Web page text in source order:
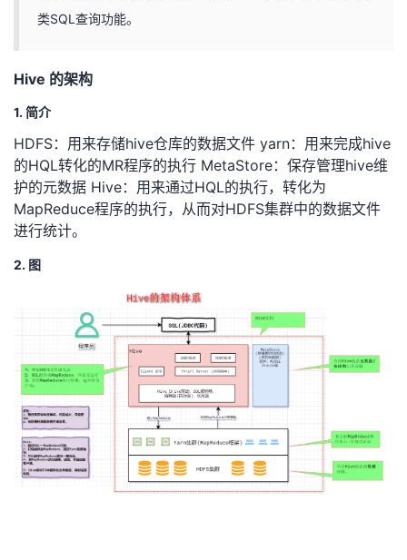
我
博
客
的
论
坛
我
的
圈
子
我
的
直
我
的
我
注
开
发
者
的
Programs
我
的
支
类SQL查询功能。
Hive 的架构
1. 简介
HDFS：用来存储hive仓库的数据文件 yarn：用来完成hive
的HQL转化的MR程序的执行 MetaStore：保存管理hive维
护的元数据 Hive：用来通过HQL的执行，转化为
MapReduce程序的执行，从而对HDFS集群中的数据文件
进行统计。
2. 图